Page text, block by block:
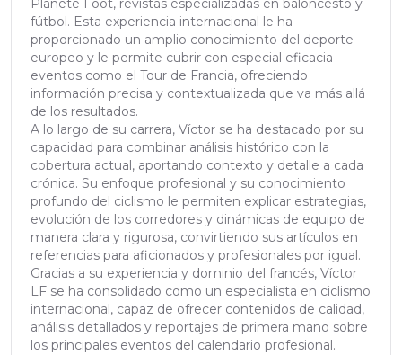
Planète Foot, revistas especializadas en baloncesto y
fútbol. Esta experiencia internacional le ha
proporcionado un amplio conocimiento del deporte
europeo y le permite cubrir con especial eficacia
eventos como el Tour de Francia, ofreciendo
información precisa y contextualizada que va más allá
de los resultados.
A lo largo de su carrera, Víctor se ha destacado por su
capacidad para combinar análisis histórico con la
cobertura actual, aportando contexto y detalle a cada
crónica. Su enfoque profesional y su conocimiento
profundo del ciclismo le permiten explicar estrategias,
evolución de los corredores y dinámicas de equipo de
manera clara y rigurosa, convirtiendo sus artículos en
referencias para aficionados y profesionales por igual.
Gracias a su experiencia y dominio del francés, Víctor
LF se ha consolidado como un especialista en ciclismo
internacional, capaz de ofrecer contenidos de calidad,
análisis detallados y reportajes de primera mano sobre
los principales eventos del calendario profesional.